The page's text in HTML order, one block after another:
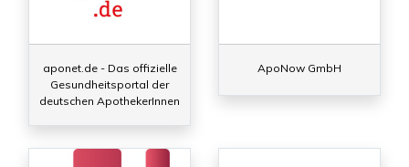
aponet.de - Das offizielle
Gesundheitsportal der
deutschen ApothekerInnen
ApoNow GmbH